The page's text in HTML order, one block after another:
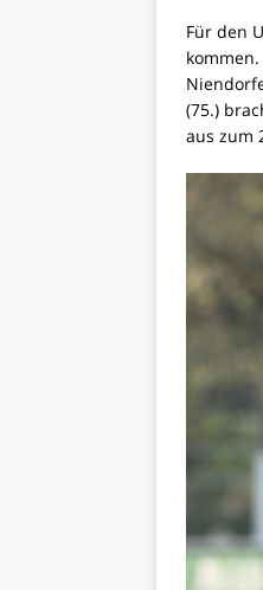
Für den
(75.)
aus zum